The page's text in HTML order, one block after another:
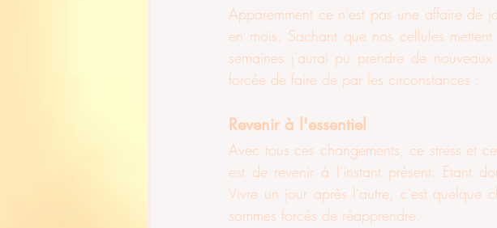
Apparemment ce n'est pas une affaire de
en mois. Sachant que nos cellules
semaines j'aurai pu prendre de
forcée de faire de par les circonstances :
Revenir à l'essentiel
Avec tous ces changements, ce stress et
est de revenir à l'instant présent. Etant
Vivre un jour après l'autre, c'est quelque
sommes forcés de réapprendre.